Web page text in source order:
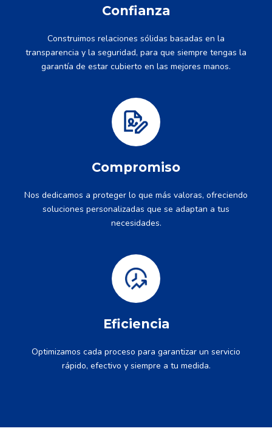
Confianza
Construimos relaciones sólidas basadas en la
transparencia y la seguridad, para que siempre tengas la
garantía de estar cubierto en las mejores manos.
Compromiso
Nos dedicamos a proteger lo que más valoras, ofreciendo
soluciones personalizadas que se adaptan a tus
necesidades.
Eficiencia
Optimizamos cada proceso para garantizar un servicio
rápido, efectivo y siempre a tu medida.